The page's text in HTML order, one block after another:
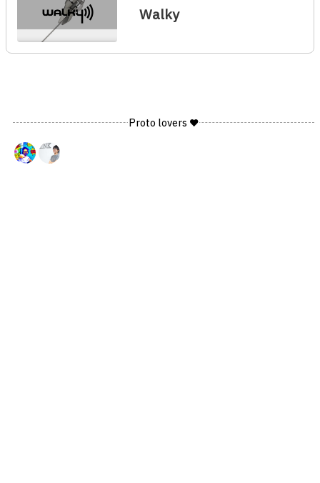
Walky
Proto lovers ♥